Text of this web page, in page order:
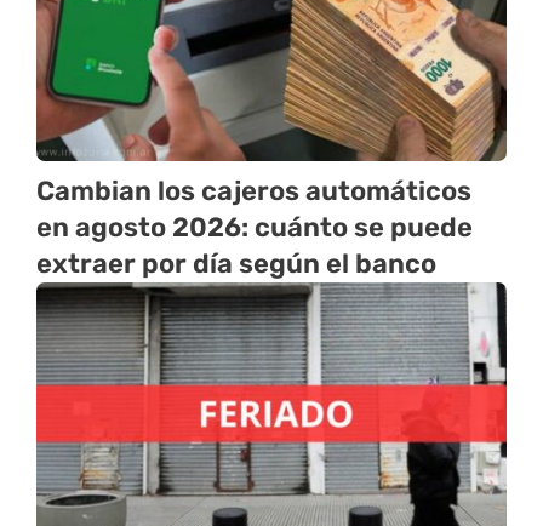
Cambian los cajeros automáticos
en agosto 2026: cuánto se puede
extraer por día según el banco